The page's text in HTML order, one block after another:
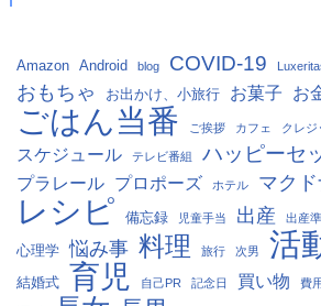
Amazon Android blog COVID-19
おもちゃ お出かけ、小旅行 お菓子 お
ごはん当番 ご挨拶 カフェ クレジ
スケジュール テレビ番組 ハッピーセ
プラレール プロポーズ ホテル マク
レシピ 備忘録 児童手当 出産 出産
心理学 悩み事 料理 旅行 次男 活
結婚式 育児 自己PR 記念日 買い物 費